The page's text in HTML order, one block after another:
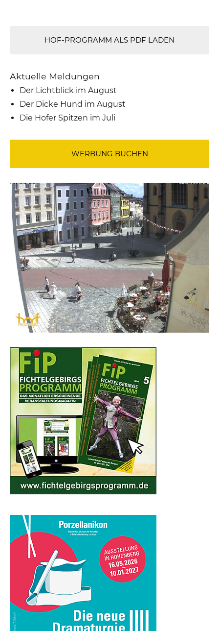
HOF-PROGRAMM ALS PDF LADEN
Aktuelle Meldungen
Der Lichtblick im August
Der Dicke Hund im August
Die Hofer Spitzen im Juli
WERBUNG BUCHEN